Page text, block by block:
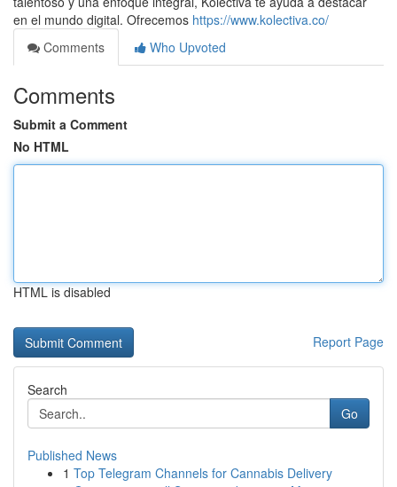
en el mundo digital. Ofrecemos https://www.kolectiva.co/
Comments
Who Upvoted
Comments
Submit a Comment
No HTML
HTML is disabled
Report Page
Search
Go
Published News
1 Top Telegram Channels for Cannabis Delivery